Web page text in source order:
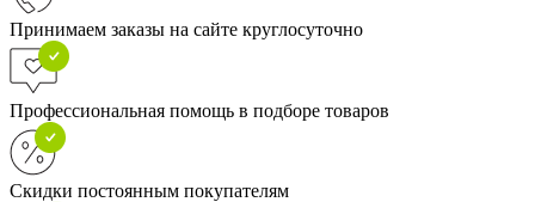
Принимаем заказы на сайте круглосуточно
Профессиональная помощь в подборе товаров
Скидки постоянным покупателям